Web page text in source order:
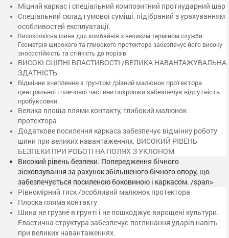
Міцний каркас і спеціальний композитний протиударний шар
Спеціальний склад гумової суміші, підібраний з урахуванням
особливостей експлуатації.
Високоякісна шина для комбайнів з великим терміном служби.
Геометрія широкого та глибокого протектора забезпечує його високу
зносостійкість та стійкість до порізів.
ВИСОКІ СЦІПНІ ВЛАСТИВОСТІ /ВЕЛИКА НАВАНТАЖУВАЛЬНА
ЗДАТНІСТЬ
Відмінне зчеплення з грунтом /різний малюнок протектора
центральної і плечової частини покришки забезпечує відсутність
пробуксовки.
Велика площа плями контакту, глибокий малюнок
протектора
Додаткове посилення каркаса забезпечує відмінну роботу
шини при великих навантаженнях. ВИСОКИЙ РІВЕНЬ
БЕЗПЕКИ ПРИ РОБОТІ НА ПОЛЯХ З УКЛОНОМ
Високий рівень безпеки. Попередження бічного
зісковзування за рахунок збільшеного бічного опору, що
забезпечується посиленою боковиною і каркасом. /span>
Рівномірний тиск /особливий малюнок протектора
Плоска пляма контакту
Шина не грузне в грунті і не пошкоджує вирощені культури.
Еластична структура забезпечує поглинання ударів навіть
при великих навантаженнях.